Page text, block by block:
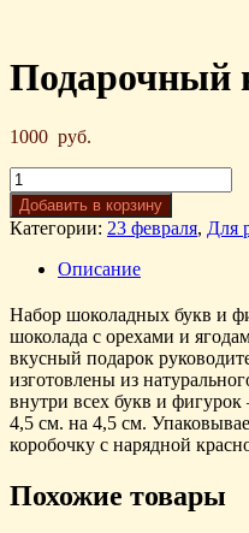
Подарочный
1000 руб.
Добавить в корзину
Категории: 23 февраля, Для
Описание
Набор шоколадных букв и
шоколада с орехами и
вкусный подарок
изготовлены из
внутри всех букв и
4,5 см. на 4,5 см.
коробочку с нарядной
Похожие товары